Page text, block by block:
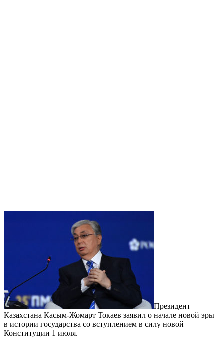
Президент
Казахстана Касым-Жомарт Токаев заявил о начале новой эры
в истории государства со вступлением в силу новой
Конституции 1 июля.